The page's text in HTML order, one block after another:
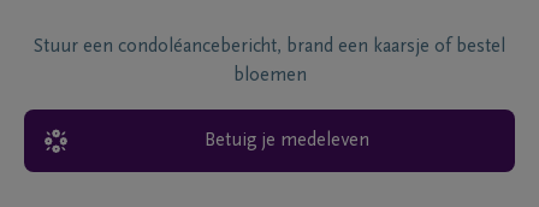
Stuur een condoléancebericht, brand een kaarsje of bestel
bloemen
Betuig je medeleven